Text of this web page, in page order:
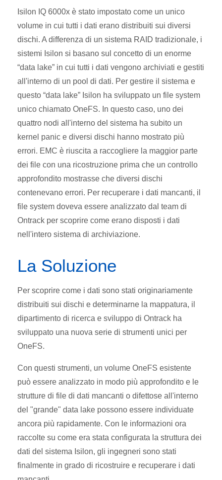
Isilon IQ 6000x è stato impostato come un unico
volume in cui tutti i dati erano distribuiti sui diversi
dischi. A differenza di un sistema RAID tradizionale, i
sistemi Isilon si basano sul concetto di un enorme
“data lake” in cui tutti i dati vengono archiviati e gestiti
all'interno di un pool di dati. Per gestire il sistema e
questo “data lake” Isilon ha sviluppato un file system
unico chiamato OneFS. In questo caso, uno dei
quattro nodi all'interno del sistema ha subito un
kernel panic e diversi dischi hanno mostrato più
errori. EMC è riuscita a raccogliere la maggior parte
dei file con una ricostruzione prima che un controllo
approfondito mostrasse che diversi dischi
contenevano errori. Per recuperare i dati mancanti, il
file system doveva essere analizzato dal team di
Ontrack per scoprire come erano disposti i dati
nell'intero sistema di archiviazione.
La Soluzione
Per scoprire come i dati sono stati originariamente
distribuiti sui dischi e determinarne la mappatura, il
dipartimento di ricerca e sviluppo di Ontrack ha
sviluppato una nuova serie di strumenti unici per
OneFS.
Con questi strumenti, un volume OneFS esistente
può essere analizzato in modo più approfondito e le
strutture di file di dati mancanti o difettose all'interno
del "grande" data lake possono essere individuate
ancora più rapidamente. Con le informazioni ora
raccolte su come era stata configurata la struttura dei
dati del sistema Isilon, gli ingegneri sono stati
finalmente in grado di ricostruire e recuperare i dati